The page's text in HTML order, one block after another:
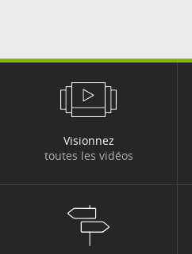
Visionnez
toutes les vidéos